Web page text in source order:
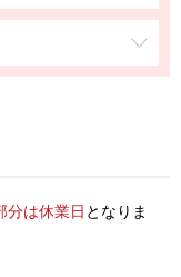
分は休業日 となりま